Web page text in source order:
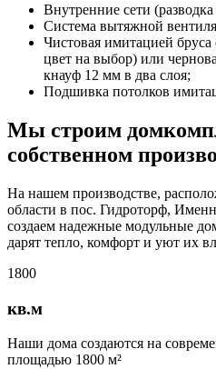
Внутренние сети
Система вытяжной
Чистовая имитацией
цвет на выбор) или
кнауф 12 мм в два слоя;
Подшивка потолков
Мы строим
собственном
На нашем производстве,
области в пос. Гидроторф,
создаем надежные модульные
дарят тепло, комфорт и уют их
1800
кв.м
Наши дома создаются на
площадью 1800 м²